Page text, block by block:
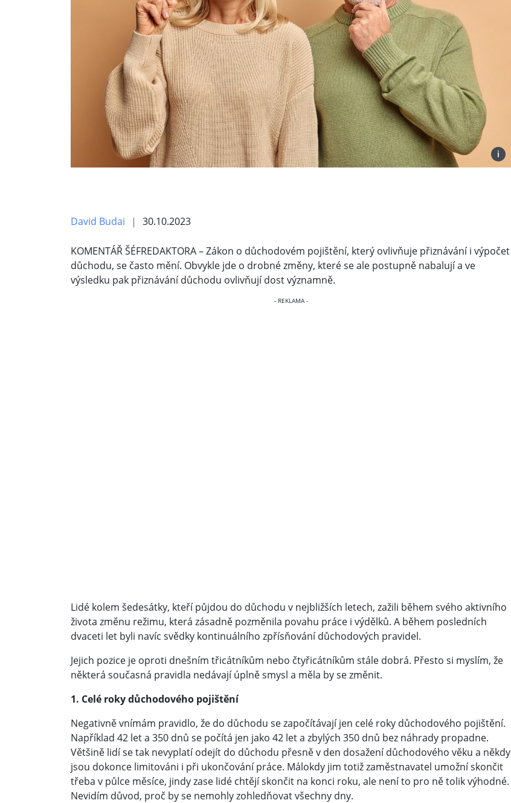
i
David Budai 30.10.2023
KOMENTÁŘ ŠÉFREDAKTORA – Zákon o důchodovém pojištění, který ovlivňuje přiznávání i výpočet
důchodu, se často mění. Obvykle jde o drobné změny, které se ale postupně nabalují a ve
výsledku pak přiznávání důchodu ovlivňují dost významně.
Lidé kolem šedesátky, kteří půjdou do důchodu v nejbližších letech, zažili během svého aktivního
života změnu režimu, která zásadně pozměnila povahu práce i výdělků. A během posledních
dvaceti let byli navíc svědky kontinuálního zpřísňování důchodových pravidel.
Jejich pozice je oproti dnešním třicátníkům nebo čtyřicátníkům stále dobrá. Přesto si myslím, že
některá současná pravidla nedávají úplně smysl a měla by se změnit.
1. Celé roky důchodového pojištění
Negativně vnímám pravidlo, že do důchodu se započítávají jen celé roky důchodového pojištění.
Například 42 let a 350 dnů se počítá jen jako 42 let a zbylých 350 dnů bez náhrady propadne.
Většině lidí se tak nevyplatí odejít do důchodu přesně v den dosažení důchodového věku a někdy
jsou dokonce limitováni i při ukončování práce. Málokdy jim totiž zaměstnavatel umožní skončit
třeba v půlce měsíce, jindy zase lidé chtějí skončit na konci roku, ale není to pro ně tolik výhodné.
Nevidím důvod, proč by se nemohly zohledňovat všechny dny.